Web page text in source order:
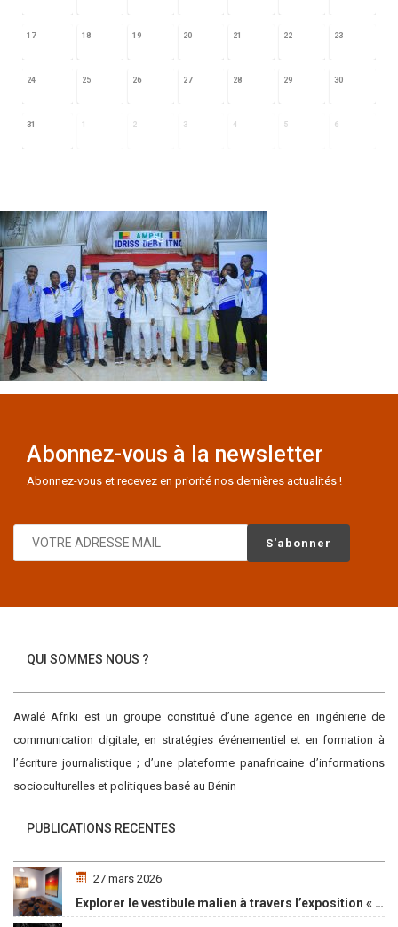
17 18 19 20 21 22 23
24 25 26 27 28 29 30
31 1 2 3 4 5 6
Abonnez-vous à la newsletter
Abonnez-vous et recevez en priorité nos dernières actualités !
QUI SOMMES NOUS ?
Awalé Afriki est un groupe constitué d’une agence en ingénierie de
communication digitale, en stratégies événementiel et en formation à
l’écriture journalistique ; d’une plateforme panafricaine d’informations
socioculturelles et politiques basé au Bénin
PUBLICATIONS RECENTES
27 mars 2026
Explorer le vestibule malien à travers l’exposition « Maaya Bulon »